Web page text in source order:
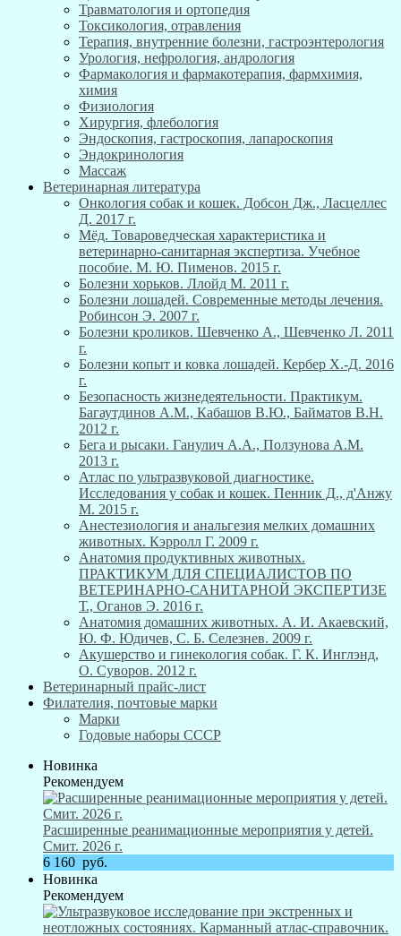
Травматология и ортопедия
Токсикология, отравления
Терапия, внутренние болезни, гастроэнтерология
Урология, нефрология, андрология
Фармакология и фармакотерапия, фармхимия,
химия
Физиология
Хирургия, флебология
Эндоскопия, гастроскопия, лапароскопия
Эндокринология
Массаж
Ветеринарная литература
Онкология собак и кошек. Добсон Дж., Ласцеллес
Д. 2017 г.
Мёд. Товароведческая характеристика и
ветеринарно-санитарная экспертиза. Учебное
пособие. М. Ю. Пименов. 2015 г.
Болезни хорьков. Ллойд М. 2011 г.
Болезни лошадей. Современные методы лечения.
Робинсон Э. 2007 г.
Болезни кроликов. Шевченко А., Шевченко Л. 2011
г.
Болезни копыт и ковка лошадей. Кербер Х.-Д. 2016
г.
Безопасность жизнедеятельности. Практикум.
Багаутдинов А.М., Кабашов В.Ю., Байматов В.Н.
2012 г.
Бега и рысаки. Ганулич А.А., Ползунова А.М.
2013 г.
Атлас по ультразвуковой диагностике.
Исследования у собак и кошек. Пенник Д., д'Анжу
М. 2015 г.
Анестезиология и анальгезия мелких домашних
животных. Кэрролл Г. 2009 г.
Анатомия продуктивных животных.
ПРАКТИКУМ ДЛЯ СПЕЦИАЛИСТОВ ПО
ВЕТЕРИНАРНО-САНИТАРНОЙ ЭКСПЕРТИЗЕ
Т., Оганов Э. 2016 г.
Анатомия домашних животных. А. И. Акаевский,
Ю. Ф. Юдичев, С. Б. Селезнев. 2009 г.
Акушерство и гинекология собак. Г. К. Инглэнд,
О. Суворов. 2012 г.
Ветеринарный прайс-лист
Филателия, почтовые марки
Марки
Годовые наборы СССР
Новинка
Рекомендуем
Расширенные реанимационные мероприятия у детей.
Смит. 2026 г.
6 160 руб.
Новинка
Рекомендуем